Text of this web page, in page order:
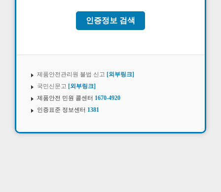
인증정보 검색
제품안전관리원 불법 신고 [외부링크]
국민신문고 [외부링크]
제품안전 민원 콜센터 1670-4920
인증표준 정보센터 1381